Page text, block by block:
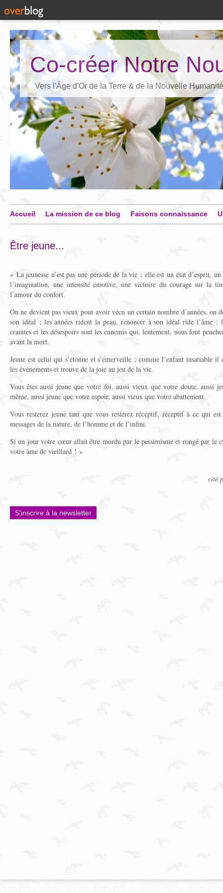
Co-créer Notre
Vers l'Âge d'Or de la Terre & de la Nouvelle Humanité
Accueil La mission de ce blog Faisons connaissance
Être jeune...
« La jeunesse n’est pas une période de la vie ; elle est un état d’esprit,
l’imagination, une intensité émotive, une victoire du courage sur la
l’amour du confort.
On ne devient pas vieux pour avoir vécu un certain nombre d’années, on
son idéal ; les années rident la peau, renoncer à son idéal ride l’âme ;
craintes et les désespoirs sont les ennemis qui, lentement, nous font
avant la mort.
Jeune est celui qui s’étonne et s’émerveille ; comme l’enfant insatiable
les événements et trouve de la joie au jeu de la vie.
Vous êtes aussi jeune que votre foi, aussi vieux que votre doute, aussi
même, aussi jeune que votre espoir, aussi vieux que votre abattement.
Vous resterez jeune tant que vous resterez réceptif, réceptif à ce qui
messages de la nature, de l’homme et de l’infini.
Si un jour votre cœur allait être mordu par le pessimisme et rongé par le
votre âme de vieillard ! »
cité
S'inscrire à la newsletter